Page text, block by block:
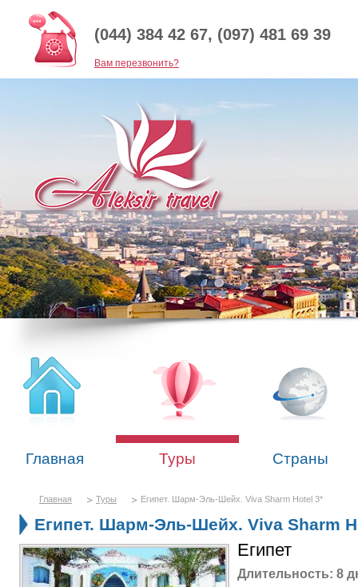
(044) 384 42 67, (097) 481 69 39
Baм перезвонить?
Приглашаем всех на экскурсию в урочище
Главная Туры Страны
Главная Туры Египет. Шарм-Эль-Шейх. Viva Sharm Hotel 3*
Египет. Шарм-Эль-Шейх. Viva Sharm
Египет
Длительность: 8